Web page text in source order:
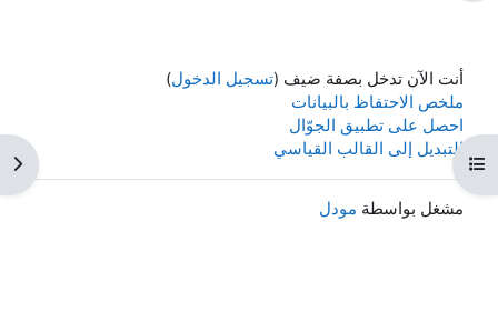
المقرر
أنت الآن تدخل بصفة ضيف (تسجيل الدخول)
ملخص الاحتفاظ بالبيانات
احصل على تطبيق الجوّال
التبديل إلى القالب القياسي
مشغل بواسطة مودل